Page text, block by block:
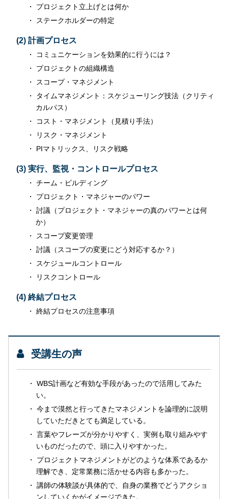
プロジェクト立上げとは何か
ステークホルダーの特定
(2) 計画プロセス
コミュニケーションを効果的に行うには？
プロジェクトの組織構造
スコープ・マネジメント
タイムマネジメント：スケジューリング技法（クリティ
カルパス）
コスト・マネジメント（見積り手法）
リスク・マネジメント
PIマトリックス、リスク戦略
(3) 実行、監視・コントロールプロセス
チーム・ビルディング
プロジェクト・マネジャーのパワー
討議（プロジェクト・マネジャーの真のパワーとは何
か）
スコープ変更管理
討議（スコープの変更にどう対応するか？）
スケジュールコントロール
リスクコントロール
(4) 終結プロセス
終結プロセスの注意事項
受講生の声
WBS計画など有効な手段があったので活用してみた
い。
今まで漠然と行ってきたマネジメントを論理的に説明
していただきとても満足している。
言葉やフレーズが分かりやすく、実例も取り組みやす
いものだったので、頭に入りやすかった。
プロジェクトマネジメントがどのような体系であるか
理解でき、定常業務に活かせる内容も多かった。
講師の体験談が具体的で、自身の業務でどうアクショ
ンしていくかがイメージできた。